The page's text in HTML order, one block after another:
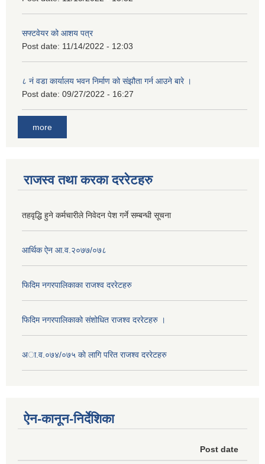
सफ्टवेयर को आशय पत्र
Post date: 11/14/2022 - 12:03
८ नं वडा कार्यालय भवन निर्माण को संझौता गर्न आउने बारे ।
Post date: 09/27/2022 - 16:27
more
राजस्व तथा करका दररेटहरु
तहवृद्धि हुने कर्मचारीले निवेदन पेश गर्ने सम्बन्धी सूचना
आर्थिक ऐन आ‍.व.२०७७/०७८
फिदिम नगरपालिकाका राजश्व दररेटहरु
फिदिम नगरपालिकाको स‌ंशोधित राजश्व दररेटहरु ।
अा.व.०७४/०७५ काे लागि परित राजश्व दररेटहरु
ऐन-कानून-निर्देशिका
Post date